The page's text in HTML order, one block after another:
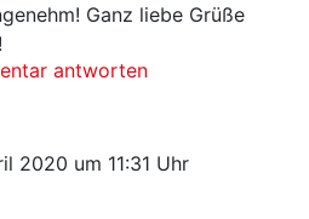
Ganz liebe Grüße
antworten
2020 um 11:31 Uhr